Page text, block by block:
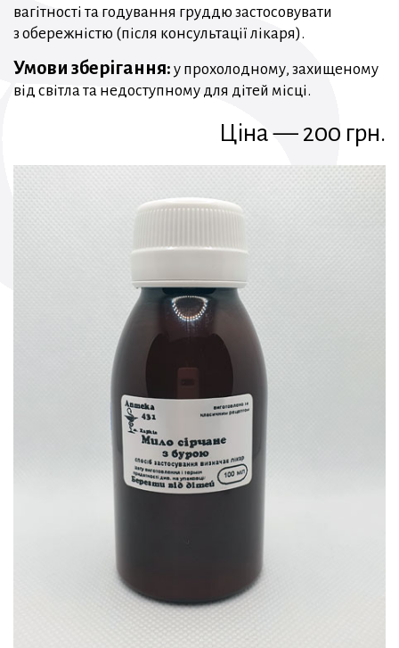
вагітності та годування груддю застосовувати
з обережністю (після консультації лікаря).
Умови зберігання: у прохолодному, захищеному
від світла та недоступному для дітей місці.
Ціна — 200 грн.